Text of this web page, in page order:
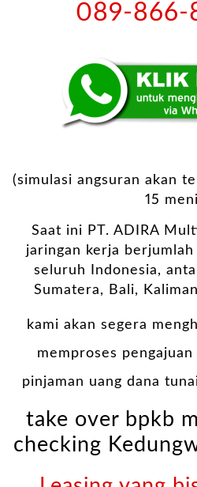
089-866-
(simulasi angsuran akan
15
Saat ini PT. ADIRA
jaringan kerja
seluruh Indonesia,
Sumatera, Bali,
kami akan segera
memproses
pinjaman uang dana
take over bpkb
checking